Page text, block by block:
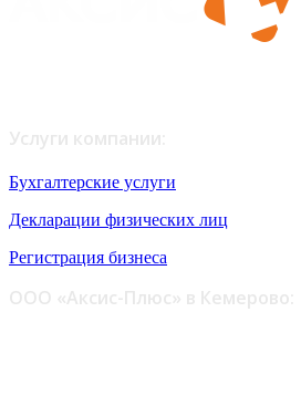
Бухгалтерские услуги
Декларации физических лиц
Регистрация бизнеса